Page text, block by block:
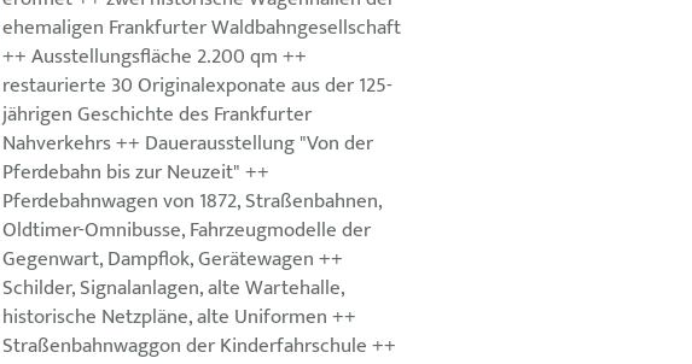
ehemaligen Frankfurter Waldbahngesellschaft
++ Ausstellungsfläche 2.200 qm ++
restaurierte 30 Originalexponate aus der 125-
jährigen Geschichte des Frankfurter
Nahverkehrs ++ Dauerausstellung "Von der
Pferdebahn bis zur Neuzeit" ++
Pferdebahnwagen von 1872, Straßenbahnen,
Oldtimer-Omnibusse, Fahrzeugmodelle der
Gegenwart, Dampflok, Gerätewagen ++
Schilder, Signalanlagen, alte Wartehalle,
historische Netzpläne, alte Uniformen ++
Straßenbahnwaggon der Kinderfahrschule ++